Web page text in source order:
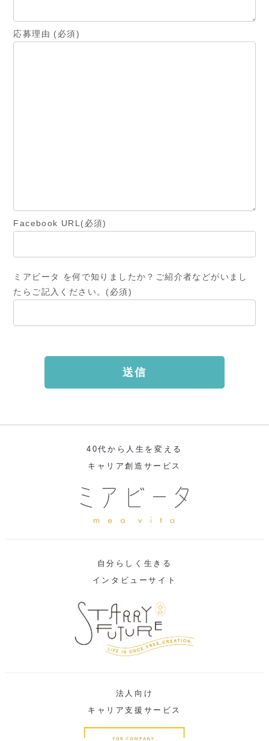
応募理由 (必須)
Facebook URL(必須)
ミアビータ を何で知りましたか？ご紹介者などがいまし
たらご記入ください。(必須)
40代から人生を変える
キャリア創造サービス
自分らしく生きる
インタビューサイト
法人向け
キャリア支援サービス